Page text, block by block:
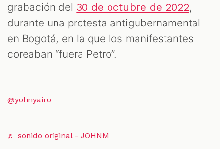
grabación del 30 de octubre de 2022,
durante una protesta antigubernamental
en Bogotá, en la que los manifestantes
coreaban “fuera Petro”.
@yohnyairo
♬ sonido original - JOHNM